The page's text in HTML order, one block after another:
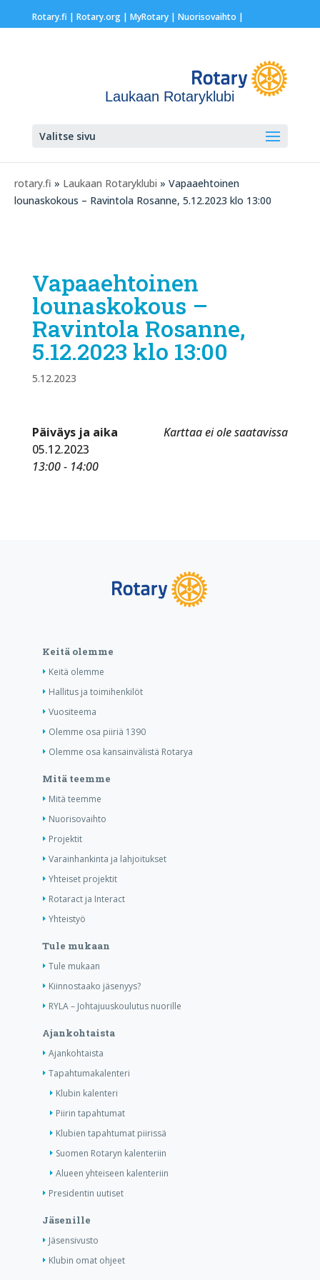
Rotary.fi | Rotary.org| MyRotary | Nuorisovaihto |
Laukaan Rotaryklubi
Valitse sivu
rotary.fi » Laukaan Rotaryklubi » Vapaaehtoinen
lounaskokous – Ravintola Rosanne, 5.12.2023 klo 13:00
Vapaaehtoinen
lounaskokous –
Ravintola Rosanne,
5.12.2023 klo 13:00
5.12.2023
Karttaa ei ole saatavissa
Päiväys ja aika
05.12.2023
13:00 - 14:00
Keitä olemme
Keitä olemme
Hallitus ja toimihenkilöt
Vuositeema
Olemme osa piiriä 1390
Olemme osa kansainvälistä Rotarya
Mitä teemme
Mitä teemme
Nuorisovaihto
Projektit
Varainhankinta ja lahjoitukset
Yhteiset projektit
Rotaract ja Interact
Yhteistyö
Tule mukaan
Tule mukaan
Kiinnostaako jäsenyys?
RYLA – Johtajuuskoulutus nuorille
Ajankohtaista
Ajankohtaista
Tapahtumakalenteri
Klubin kalenteri
Piirin tapahtumat
Klubien tapahtumat piirissä
Suomen Rotaryn kalenteriin
Alueen yhteiseen kalenteriin
Presidentin uutiset
Jäsenille
Jäsensivusto
Klubin omat ohjeet